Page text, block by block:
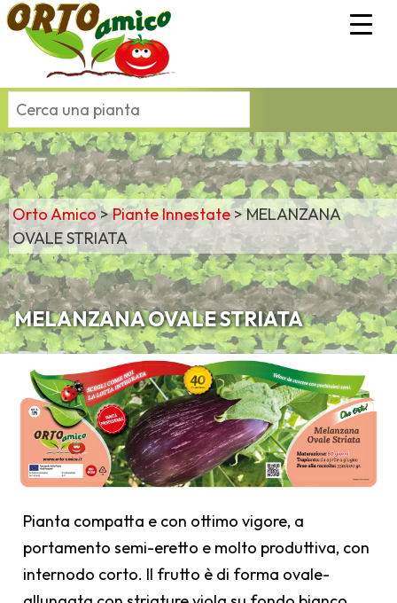
Orto Amico>Piante Innestate>MELANZANA
OVALE STRIATA
MELANZANA OVALE STRIATA
Pianta compatta e con ottimo vigore, a
portamento semi-eretto e molto produttiva, con
internodo corto. Il frutto è di forma ovale-